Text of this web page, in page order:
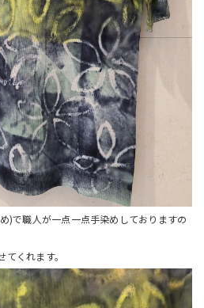
)で職人が一点一点手染めしておりますの
くれます。